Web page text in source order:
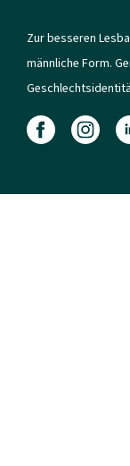
Zur besseren
männliche Form.